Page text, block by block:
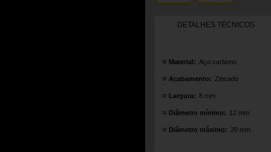
DETALHES TÉCNICOS
Material: Aço carbono
Acabamento: Zincado
Largura: 8 mm
Diâmetro mínimo: 12 mm
Diâmetro máximo: 20 mm